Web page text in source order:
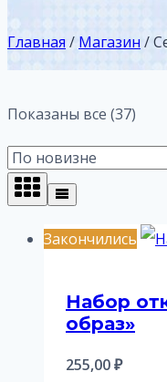
Главная / Магазин/
Показаны все (37)
Закончились
Набор
образ»
255,00₽